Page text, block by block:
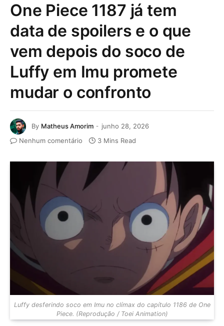
One Piece 1187 já tem
data de spoilers e o que
vem depois do soco de
Luffy em Imu promete
mudar o confronto
By Matheus Amorim
junho 28, 2026
Nenhum comentário
3 Mins Read
Luffy desferindo soco em Imu no clímax do capítulo 1186 de One
Piece. (Reprodução / Toei Animation)